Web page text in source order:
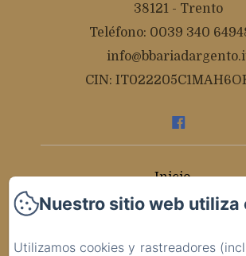
38121 - Trento
Teléfono: 0039 340
CIN:
Inicio
Habitaciones
Nuestro sitio web utiliza
Utilizamos cookies y rastreadores